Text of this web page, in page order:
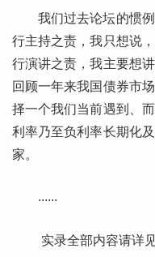
我们过去论坛的惯
行主持之责，我只想说
行演讲之责，我主要想
回顾一年来我国债券市
择一个我们当前遇到、
利率乃至负利率长期化
家。
......
实录全部内容请详